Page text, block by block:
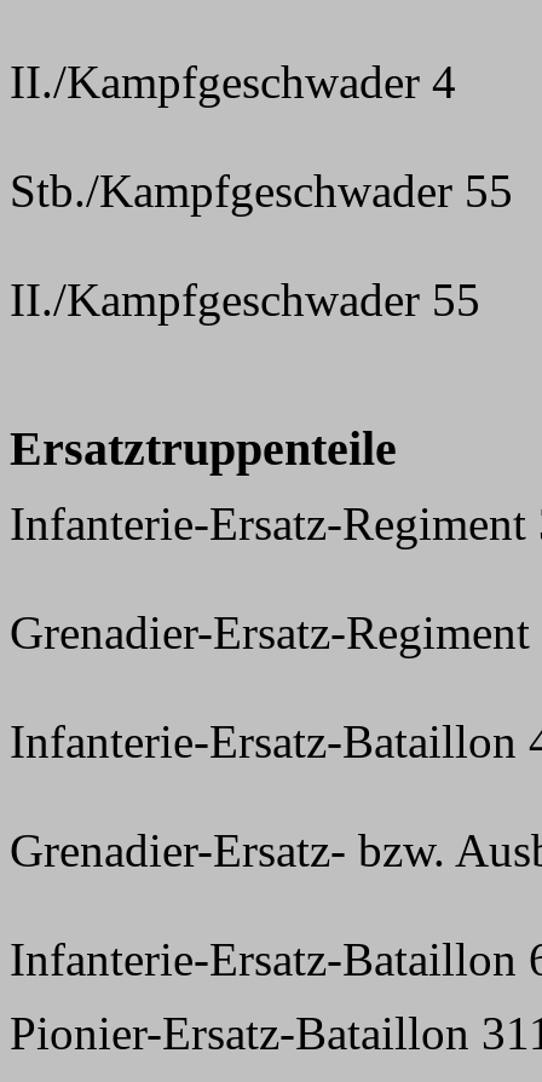
II./Kampfgeschwader 4
Stb./Kampfgeschwader 55
II./Kampfgeschwader 55
Ersatztruppenteile
Infanterie-Ersatz-Regiment
Grenadier-Ersatz-
Infanterie-Ersatz-Bataillon
Grenadier-Ersatz- bzw.
Infanterie-Ersatz-Bataillon
Pionier-Ersatz-Bataillon